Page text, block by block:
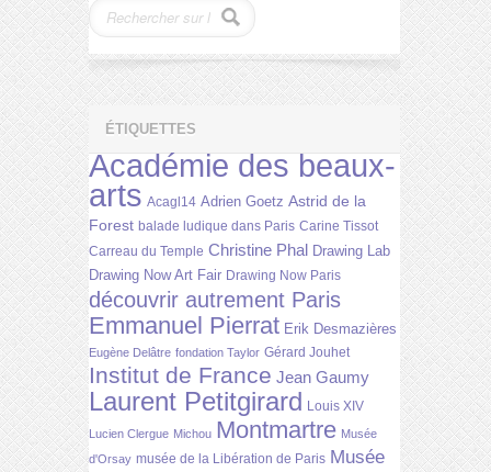
ÉTIQUETTES
Académie des beaux-
arts Acagl14 Adrien Goetz Astrid de la
Forest balade ludique dans Paris Carine Tissot
Carreau du Temple Christine Phal Drawing Lab
Drawing Now Art Fair Drawing Now Paris
découvrir autrement Paris
Emmanuel Pierrat Erik Desmazières
Eugène Delâtre fondation Taylor Gérard Jouhet
Institut de France Jean Gaumy
Laurent Petitgirard Louis XIV
Lucien Clergue Michou Montmartre Musée
d'Orsay musée de la Libération de Paris Musée